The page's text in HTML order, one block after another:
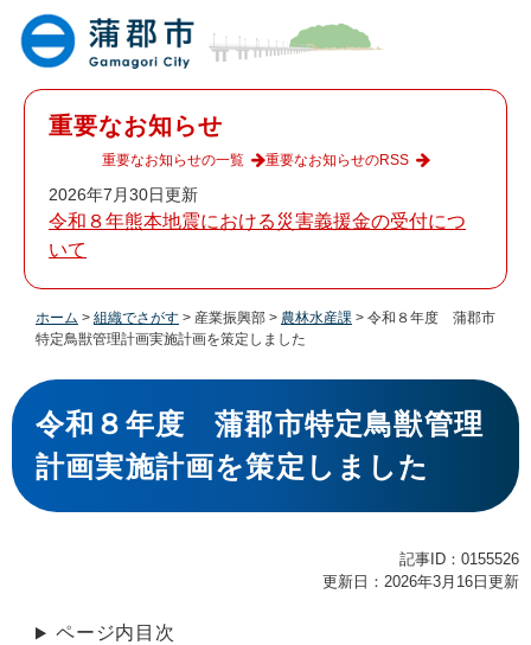
重要なお知らせ
2026年7月30日更新
令和８年熊本地震における災害義援金の受付につ
いて
重要なお知らせの一覧 重要なお知らせのRSS
ホーム > 組織でさがす > 産業振興部 > 農林水産課 > 令和８年度 蒲郡市
特定鳥獣管理計画実施計画を策定しました
本
文
令和８年度 蒲郡市特定鳥獣管理
計画実施計画を策定しました
記事ID：0155526
更新日：2026年3月16日更新
ページ内目次